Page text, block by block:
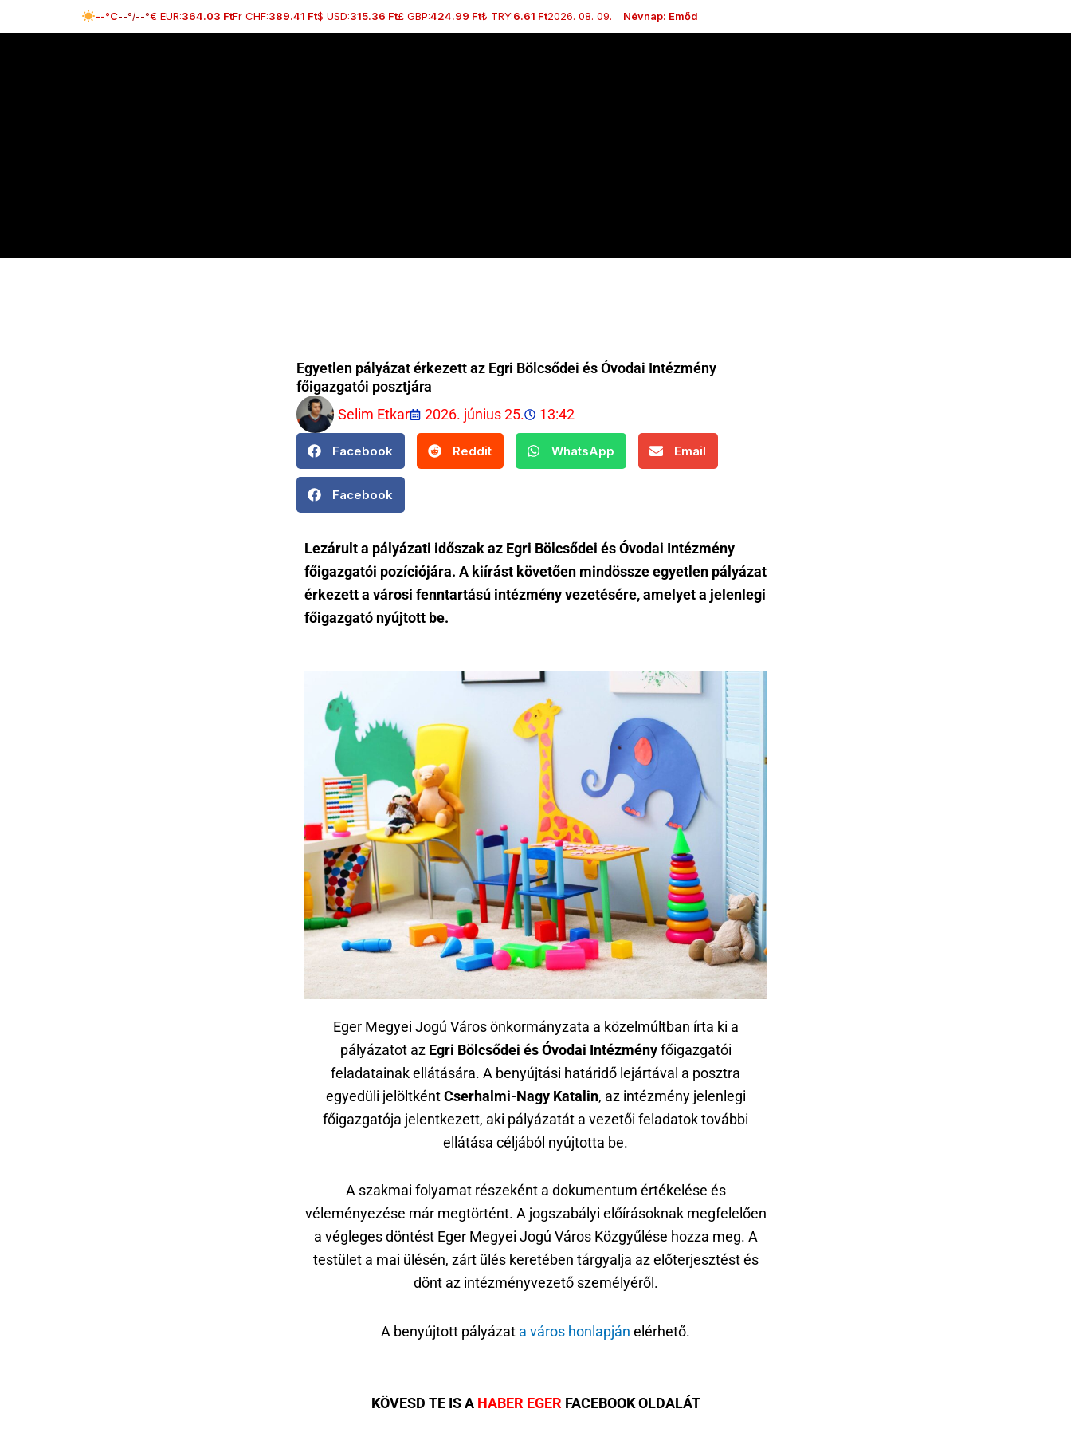
to
--°C--°/--°€ EUR:364.03 FtFr CHF:389.41 Ft$ USD:315.36 Ft£ GBP:424.99 Ft₺ TRY:6.61 Ft2026. 08. 09. Névnap: Emőd
Egyetlen pályázat érkezett az Egri Bölcsődei és Óvodai Intézmény
főigazgatói posztjára
Selim Etkar
2026. június 25. 13:42
Facebook Reddit WhatsApp Email
Facebook
Lezárult a pályázati időszak az Egri Bölcsődei és Óvodai Intézmény
főigazgatói pozíciójára. A kiírást követően mindössze egyetlen pályázat
érkezett a városi fenntartású intézmény vezetésére, amelyet a jelenlegi
főigazgató nyújtott be.
Eger Megyei Jogú Város önkormányzata a közelmúltban írta ki a
pályázatot az Egri Bölcsődei és Óvodai Intézményfőigazgatói
feladatainak ellátására. A benyújtási határidő lejártával a posztra
egyedüli jelöltkéntCserhalmi-Nagy Katalin, az intézmény jelenlegi
főigazgatója jelentkezett, aki pályázatát a vezetői feladatok további
ellátása céljából nyújtotta be.
A szakmai folyamat részeként a dokumentum értékelése és
véleményezése már megtörtént. A jogszabályi előírásoknak megfelelően
a végleges döntést Eger Megyei Jogú Város Közgyűlése hozza meg. A
testület a mai ülésén, zárt ülés keretében tárgyalja az előterjesztést és
dönt az intézményvezető személyéről.
A benyújtott pályázat a város honlapján elérhető.
KÖVESD TE IS A HABER EGER FACEBOOK OLDALÁT